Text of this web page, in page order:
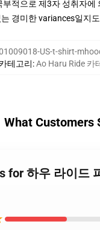
부적으로 제3자 성취자에
경미한 variances일지
US-t-shirt-
카테고리:Ao Haru Ride 카
What Customers
for 하우 라이드